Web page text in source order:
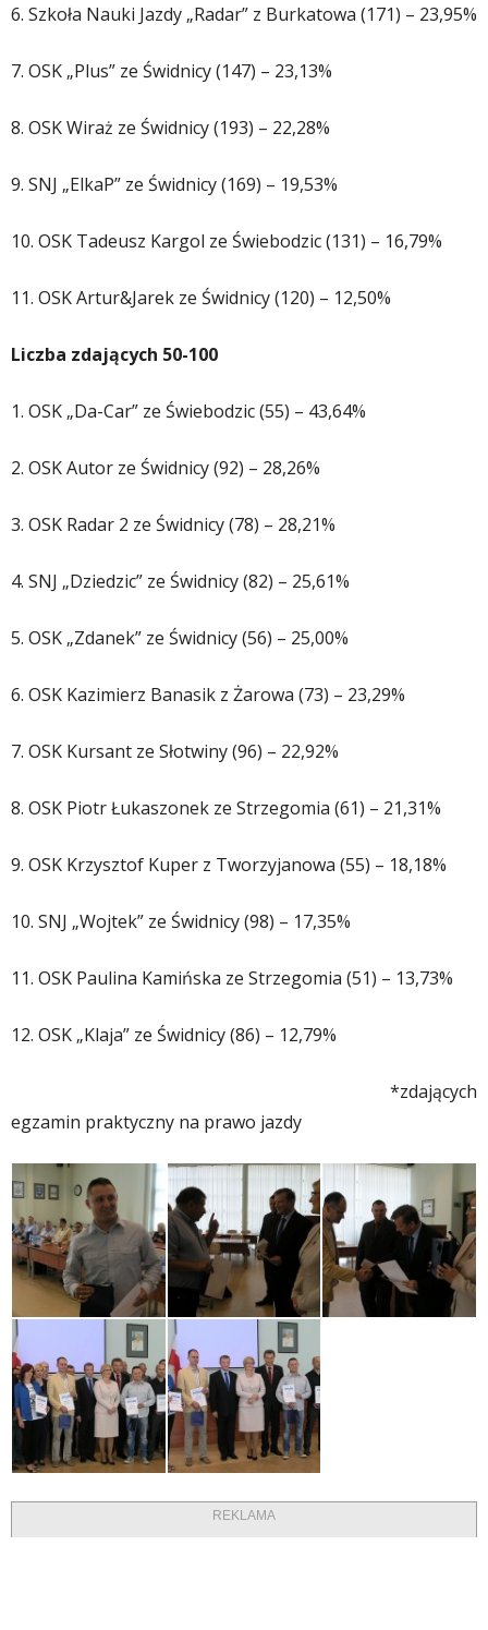
6. Szkoła Nauki Jazdy „Radar” z Burkatowa (171) – 23,95%
7. OSK „Plus” ze Świdnicy (147) – 23,13%
8. OSK Wiraż ze Świdnicy (193) – 22,28%
9. SNJ „ElkaP” ze Świdnicy (169) – 19,53%
10. OSK Tadeusz Kargol ze Świebodzic (131) – 16,79%
11. OSK Artur&Jarek ze Świdnicy (120) – 12,50%
Liczba zdających 50-100
1. OSK „Da-Car” ze Świebodzic (55) – 43,64%
2. OSK Autor ze Świdnicy (92) – 28,26%
3. OSK Radar 2 ze Świdnicy (78) – 28,21%
4. SNJ „Dziedzic” ze Świdnicy (82) – 25,61%
5. OSK „Zdanek” ze Świdnicy (56) – 25,00%
6. OSK Kazimierz Banasik z Żarowa (73) – 23,29%
7. OSK Kursant ze Słotwiny (96) – 22,92%
8. OSK Piotr Łukaszonek ze Strzegomia (61) – 21,31%
9. OSK Krzysztof Kuper z Tworzyjanowa (55) – 18,18%
10. SNJ „Wojtek” ze Świdnicy (98) – 17,35%
11. OSK Paulina Kamińska ze Strzegomia (51) – 13,73%
12. OSK „Klaja” ze Świdnicy (86) – 12,79%
*zdających
egzamin praktyczny na prawo jazdy
REKLAMA